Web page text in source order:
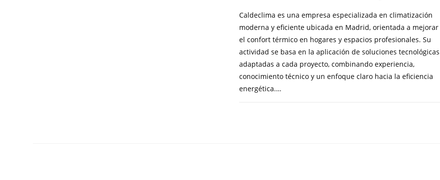
Caldeclima es una empresa especializada en climatización
moderna y eficiente ubicada en Madrid, orientada a mejorar
el confort térmico en hogares y espacios profesionales. Su
actividad se basa en la aplicación de soluciones tecnológicas
adaptadas a cada proyecto, combinando experiencia,
conocimiento técnico y un enfoque claro hacia la eficiencia
energética.…